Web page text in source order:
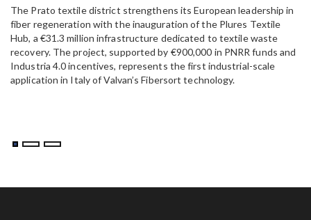
The Prato textile district strengthens its European leadership in
fiber regeneration with the inauguration of the Plures Textile
Hub, a €31.3 million infrastructure dedicated to textile waste
recovery. The project, supported by €900,000 in PNRR funds and
Industria 4.0 incentives, represents the first industrial-scale
application in Italy of Valvan’s Fibersort technology.